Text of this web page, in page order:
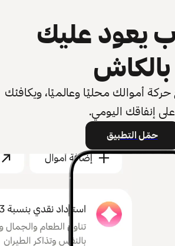
يعود عليك
بالكاش
أموالك محليًا وعالميًا، ويكافئك
على إنفاقك اليومي.
حمّل التطبيق